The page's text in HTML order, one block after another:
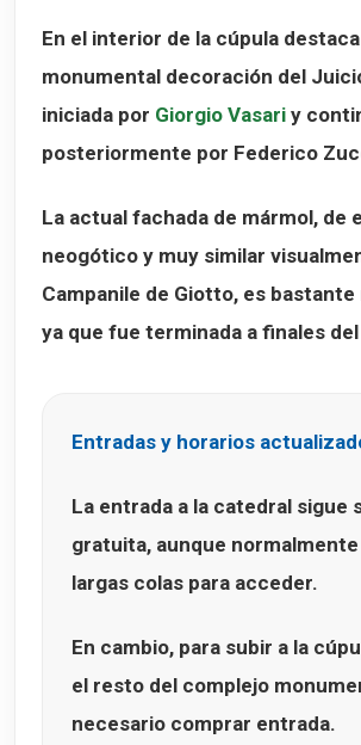
En el interior de la cúpula
monumental decoración del
iniciada por Giorgio Vasari y
posteriormente por Federico
La actual fachada de mármol, de
neogótico y muy similar
Campanile de Giotto, es
ya que fue terminada a finales
Entradas y horarios
La entrada a la catedral sigue
gratuita, aunque
largas colas para acceder.
En cambio, para subir a la
el resto del complejo
necesario comprar entrada.